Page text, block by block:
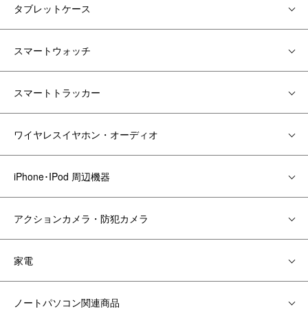
タブレットケース
スマートウォッチ
スマートトラッカー
ワイヤレスイヤホン・オーディオ
iPhone･IPod 周辺機器
アクションカメラ・防犯カメラ
家電
ノートパソコン関連商品